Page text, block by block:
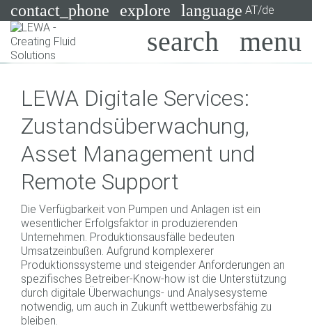
contact_phone explore language AT/de
Suchen
Systeme
Branchen
Anwendungen
Services
Consulting
Technologien
LEWA Digitale Services:
Zustandsüberwachung,
Asset Management und
Remote Support
Die Verfügbarkeit von Pumpen und Anlagen ist ein
wesentlicher Erfolgsfaktor in produzierenden
Unternehmen. Produktionsausfälle bedeuten
Umsatzeinbußen. Aufgrund komplexerer
Produktionssysteme und steigender Anforderungen an
spezifisches Betreiber-Know-how ist die Unterstützung
durch digitale Überwachungs- und Analysesysteme
notwendig, um auch in Zukunft wettbewerbsfähig zu
bleiben.